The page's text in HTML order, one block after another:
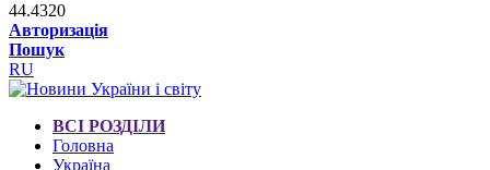
44.4320
Авторизація
Пошук
RU
ВСІ РОЗДІЛИ
Головна
Україна